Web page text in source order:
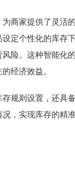
商家提供了灵活
定个性化的库存
险。这种智能化
经济效益。
规则设置，还具
，实现库存的精